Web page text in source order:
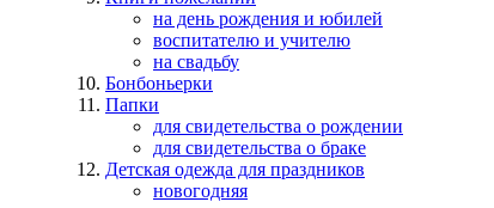
на день рождения и юбилей
воспитателю и учителю
на свадьбу
Бонбоньерки
Папки
для свидетельства о рождении
для свидетельства о браке
Детская одежда для праздников
новогодняя